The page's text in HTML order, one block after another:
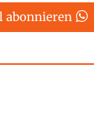
abonnieren